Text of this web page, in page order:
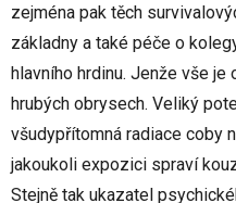
zejména pak těch
základny a také péče o
hlavního hrdinu. Jenže vše je
hrubých obrysech. Veliký
všudypřítomná radiace coby
jakoukoli expozici spraví
Stejně tak ukazatel